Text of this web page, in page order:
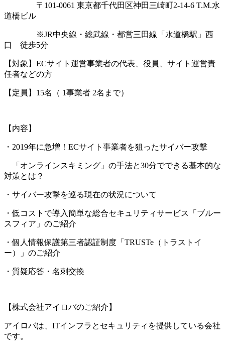
〒101-0061 東京都千代田区神田三崎町2-14-6 T.M.水
道橋ビル
※JR中央線・総武線・都営三田線「水道橋駅」西
口 徒歩5分
【対象】ECサイト運営事業者の代表、役員、サイト運営責
任者などの方
【定員】15名（ 1事業者 2名まで）
【内容】
・2019年に急増！ECサイト事業者を狙ったサイバー攻撃
「オンラインスキミング」の手法と30分でできる基本的な
対策とは？
・サイバー攻撃を巡る現在の状況について
・低コストで導入簡単な総合セキュリティサービス「ブルー
スフィア」のご紹介
・個人情報保護第三者認証制度「TRUSTe（トラストイ
ー）」のご紹介
・質疑応答・名刺交換
【株式会社アイロバのご紹介】
アイロバは、ITインフラとセキュリティを提供している会社
です。